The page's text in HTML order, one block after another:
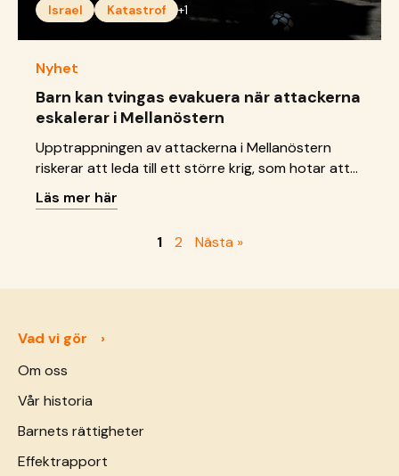
Israel Katastrof +1
Nyhet
Barn kan tvingas evakuera när attackerna
eskalerar i Mellanöstern
Upptrappningen av attackerna i Mellanöstern
riskerar att leda till ett större krig, som hotar att
utsätta många fler barn för fara. SOS Barnbyar
gör allt för att hålla dem trygga.
Läs mer här
1 2 Nästa »
Vad vi gör
Om oss
Vår historia
Barnets rättigheter
Effektrapport